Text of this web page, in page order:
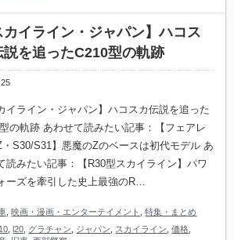
カイライン・ジャパン】ハコス
説を追ったC210型の軌跡
イライン・ジャパン】ハコスカ伝説を追った
の軌跡 あわせて読みたい記事：【フェアレ
・S30/S31】悪魔のZのベースは初代モデル あ
読みたい記事：【R30型スカイライン】パワ
ーズを牽引した史上最強のR…
,映画・漫画・エンターテイメント ,特集・まとめ
,l20 グラチャン ジャパン スカイライン ,価格